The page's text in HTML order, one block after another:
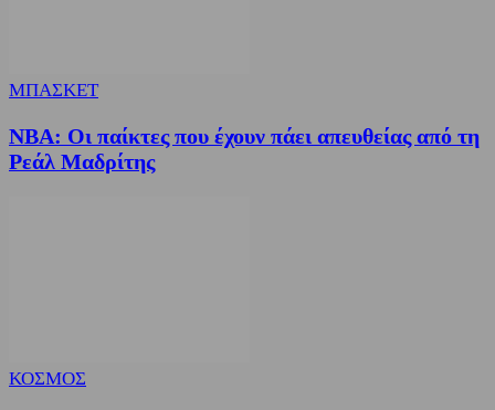
ΜΠΑΣΚΕΤ
NBA: Οι παίκτες που έχουν πάει απευθείας από τη
Ρεάλ Μαδρίτης
ΚΟΣΜΟΣ